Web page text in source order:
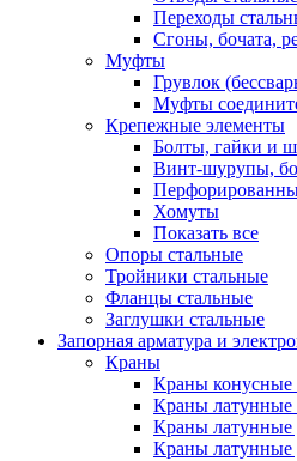
Переходы
Сгоны, бочата,
Муфты
Грувлок
Муфты
Крепежные элементы
Болты, гайки и
Винт-шурупы,
Хомуты
Показать все
Опоры стальные
Тройники стальные
Фланцы стальные
Заглушки стальные
Запорная арматура и
Краны
Краны конусные
Краны латунные
Краны латунные
Краны латунные